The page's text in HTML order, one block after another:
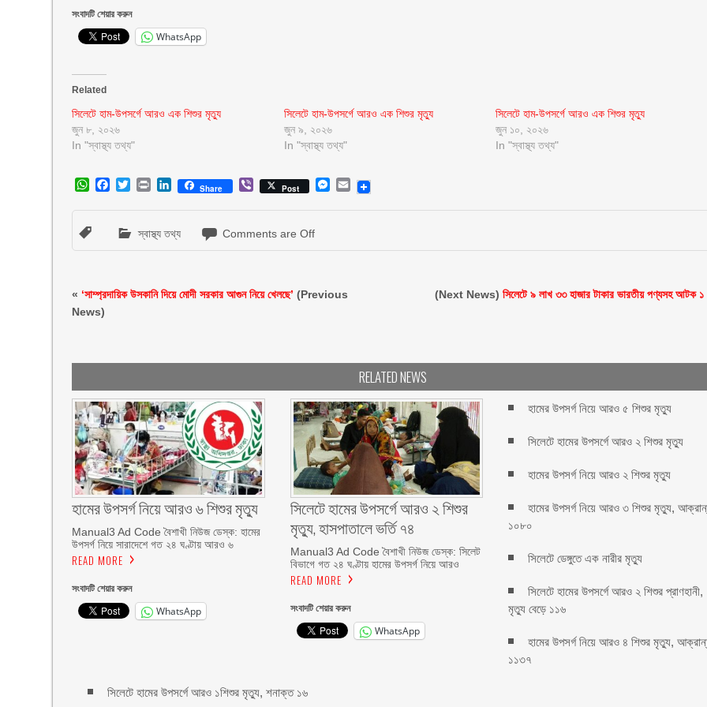
সংবাদটি শেয়ার করুন
WhatsApp
Related
সিলেটে হাম-উপসর্গে আরও এক শিশুর মৃত্যু
জুন ৮, ২০২৬
In "স্বাস্থ্য তথ্য"
সিলেটে হাম-উপসর্গে আরও এক শিশুর মৃত্যু
জুন ৯, ২০২৬
In "স্বাস্থ্য তথ্য"
সিলেটে হাম-উপসর্গে আরও এক শিশুর মৃত্যু
জুন ১০, ২০২৬
In "স্বাস্থ্য তথ্য"
WhatsApp
Facebook
Twitter
Print LinkedIn
Share ViberPost Messenger
Email
স্বাস্থ্য তথ্য Comments are Off
« ‘সাম্প্রদায়িক উসকানি দিয়ে মোদী সরকার আগুন নিয়ে খেলছে’ (Previous
News)
(Next News)সিলেটে ৯ লাখ ৩৩ হাজার টাকার ভারতীয় পণ্যসহ আটক ১
RELATED NEWS
হামের উপসর্গ নিয়ে আরও ৬ শিশুর মৃত্যু
Manual3 Ad Code বৈশাখী নিউজ ডেস্ক: হামের
উপসর্গ নিয়ে সারাদেশে গত ২৪ ঘণ্টায় আরও ৬
READ MORE
সংবাদটি শেয়ার করুন
WhatsApp
সিলেটে হামের উপসর্গে আরও ২ শিশুর
মৃত্যু, হাসপাতালে ভর্তি ৭৪
Manual3 Ad Code বৈশাখী নিউজ ডেস্ক: সিলেট
বিভাগে গত ২৪ ঘণ্টায় হামের উপসর্গ নিয়ে আরও
READ MORE
সংবাদটি শেয়ার করুন
WhatsApp
হামের উপসর্গ নিয়ে আরও ৫ শিশুর মৃত্যু
সিলেটে হামের উপসর্গে আরও ২ শিশুর মৃত্যু
হামের উপসর্গ নিয়ে আরও ২ শিশুর মৃত্যু
হামের উপসর্গ নিয়ে আরও ৩ শিশুর মৃত্যু,
১০৮০
সিলেটে ডেঙ্গুতে এক নারীর মৃত্যু
সিলেটে হামের উপসর্গে আরও ২ শিশুর প্রাণহানী,
মৃত্যু বেড়ে ১১৬
হামের উপসর্গ নিয়ে আরও ৪ শিশুর মৃত্যু,
১১৩৭
সিলেটে হামের উপসর্গে আরও ১শিশুর মৃত্যু, শনাক্ত ১৬